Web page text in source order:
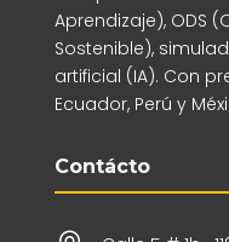
Aprendizaje), ODS
Sostenible),
artificial (IA). Con
Ecuador, Perú y
Contácto